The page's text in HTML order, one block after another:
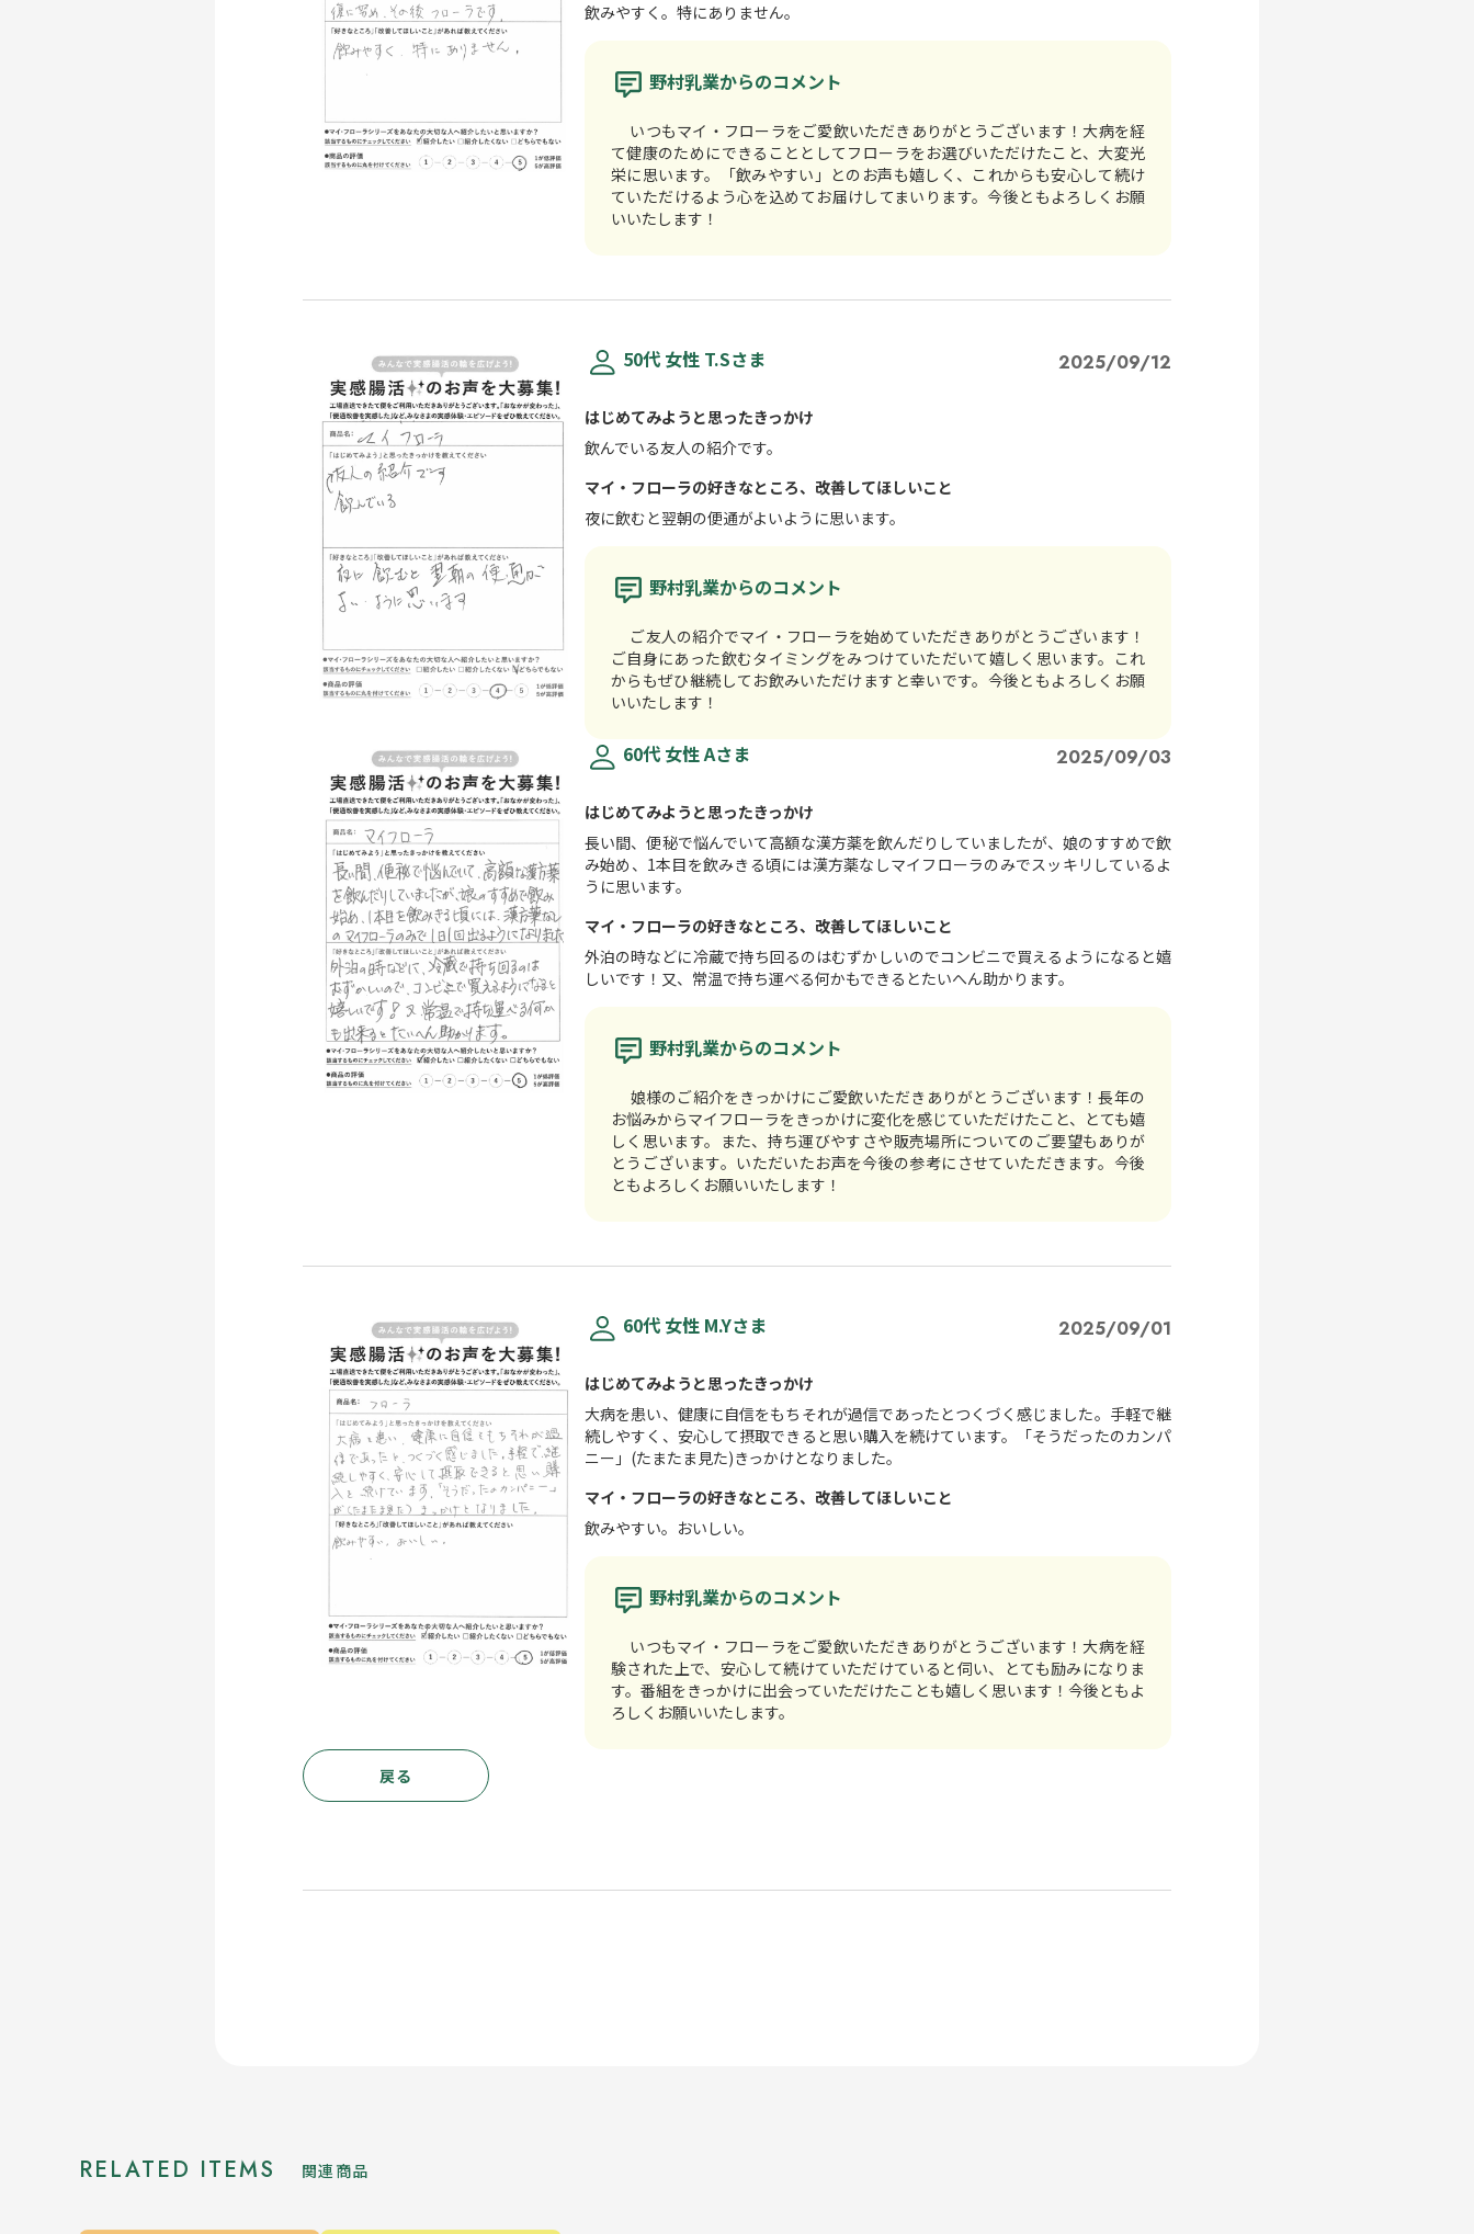
飲みやすく。特にありません。
野村乳業からのコメント
いつもマイ・フローラをご愛飲いただきありがとうございます！大病を経
て健康のためにできることとしてフローラをお選びいただけたこと、大変光
栄に思います。「飲みやすい」とのお声も嬉しく、これからも安心して続け
ていただけるよう心を込めてお届けしてまいります。今後ともよろしくお願
いいたします！
50代 女性 T.Sさま 2025/09/12
はじめてみようと思ったきっかけ
飲んでいる友人の紹介です。
マイ・フローラの好きなところ、改善してほしいこと
夜に飲むと翌朝の便通がよいように思います。
野村乳業からのコメント
ご友人の紹介でマイ・フローラを始めていただきありがとうございます！
ご自身にあった飲むタイミングをみつけていただいて嬉しく思います。これ
からもぜひ継続してお飲みいただけますと幸いです。今後ともよろしくお願
いいたします！
60代 女性 Aさま 2025/09/03
はじめてみようと思ったきっかけ
長い間、便秘で悩んでいて高額な漢方薬を飲んだりしていましたが、娘のすすめで飲
み始め、1本目を飲みきる頃には漢方薬なしマイフローラのみでスッキリしているよ
うに思います。
マイ・フローラの好きなところ、改善してほしいこと
外泊の時などに冷蔵で持ち回るのはむずかしいのでコンビニで買えるようになると嬉
しいです！又、常温で持ち運べる何かもできるとたいへん助かります。
野村乳業からのコメント
娘様のご紹介をきっかけにご愛飲いただきありがとうございます！長年の
お悩みからマイフローラをきっかけに変化を感じていただけたこと、とても嬉
しく思います。また、持ち運びやすさや販売場所についてのご要望もありが
とうございます。いただいたお声を今後の参考にさせていただきます。今後
ともよろしくお願いいたします！
60代 女性 M.Yさま 2025/09/01
はじめてみようと思ったきっかけ
大病を患い、健康に自信をもちそれが過信であったとつくづく感じました。手軽で継
続しやすく、安心して摂取できると思い購入を続けています。「そうだったのカンパ
ニー」(たまたま見た)きっかけとなりました。
マイ・フローラの好きなところ、改善してほしいこと
飲みやすい。おいしい。
野村乳業からのコメント
いつもマイ・フローラをご愛飲いただきありがとうございます！大病を経
験された上で、安心して続けていただけていると伺い、とても励みになりま
す。番組をきっかけに出会っていただけたことも嬉しく思います！今後ともよ
ろしくお願いいたします。
戻る
RELATED ITEMS 関連商品